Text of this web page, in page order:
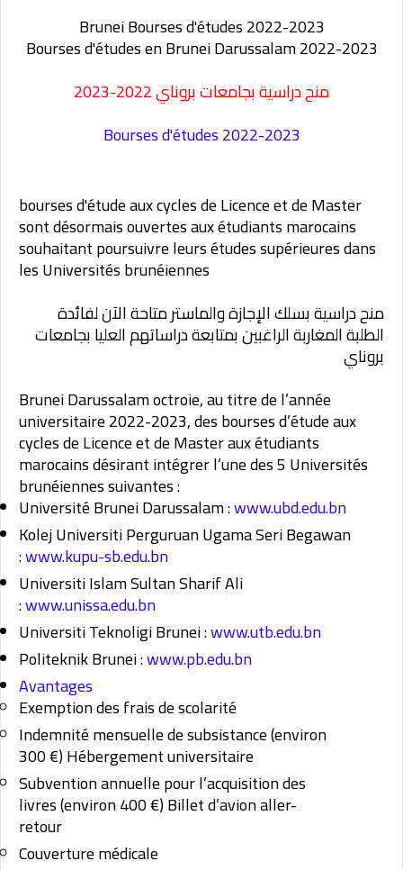
BruneiBourses d'études 2022-2023
Bourses d'études enBrunei Darussalam 2022-2023
منح دراسية بجامعات بروناي 2022-2023
Bourses d'études 2022-2023
bourses d'étude aux cycles de Licence et de Master
sont désormais ouvertes aux étudiants marocains
souhaitant poursuivre leurs études supérieures dans
les Universités brunéiennes
منح دراسية بسلك الإجازة والماستر متاحة الآن لفائدة
الطلبة المغاربة الراغبين بمتابعة دراساتهم العليا بجامعات
بروناي
Brunei Darussalam octroie, au titre de l’année
universitaire 2022-2023, des bourses d’étude aux
cycles de Licence et de Master aux étudiants
marocains désirant intégrer l’une des 5 Universités
brunéiennes suivantes :
Université Brunei Darussalam :www.ubd.edu.bn
Kolej Universiti Perguruan Ugama Seri Begawan
:www.kupu-sb.edu.bn
Universiti Islam Sultan Sharif Ali
:www.unissa.edu.bn
Universiti Teknoligi Brunei :www.utb.edu.bn
Politeknik Brunei :www.pb.edu.bn
Avantages
Exemption des frais de scolarité
Indemnité mensuelle de subsistance (environ
300 €) Hébergement universitaire
Subvention annuelle pour l’acquisition des
livres (environ 400 €) Billet d’avion aller-
retour
Couverture médicale